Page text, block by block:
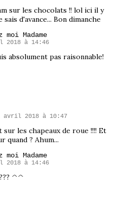
sur les chocolats !! lol ici il y
d'avance... Bon dimanche
moi Madame
2018 à 14:46
absolument pas raisonnable!
avril 2018 à 10:47
les chapeaux de roue !!!! Et
quand ? Ahum...
moi Madame
2018 à 14:46
^^